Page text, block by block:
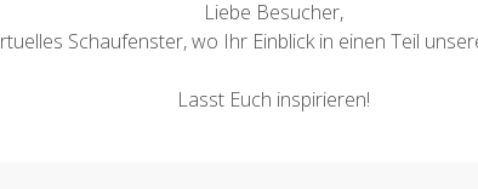
Liebe Besucher,
Schaufenster, wo Ihr Einblick in einen Teil
Lasst Euch inspirieren!